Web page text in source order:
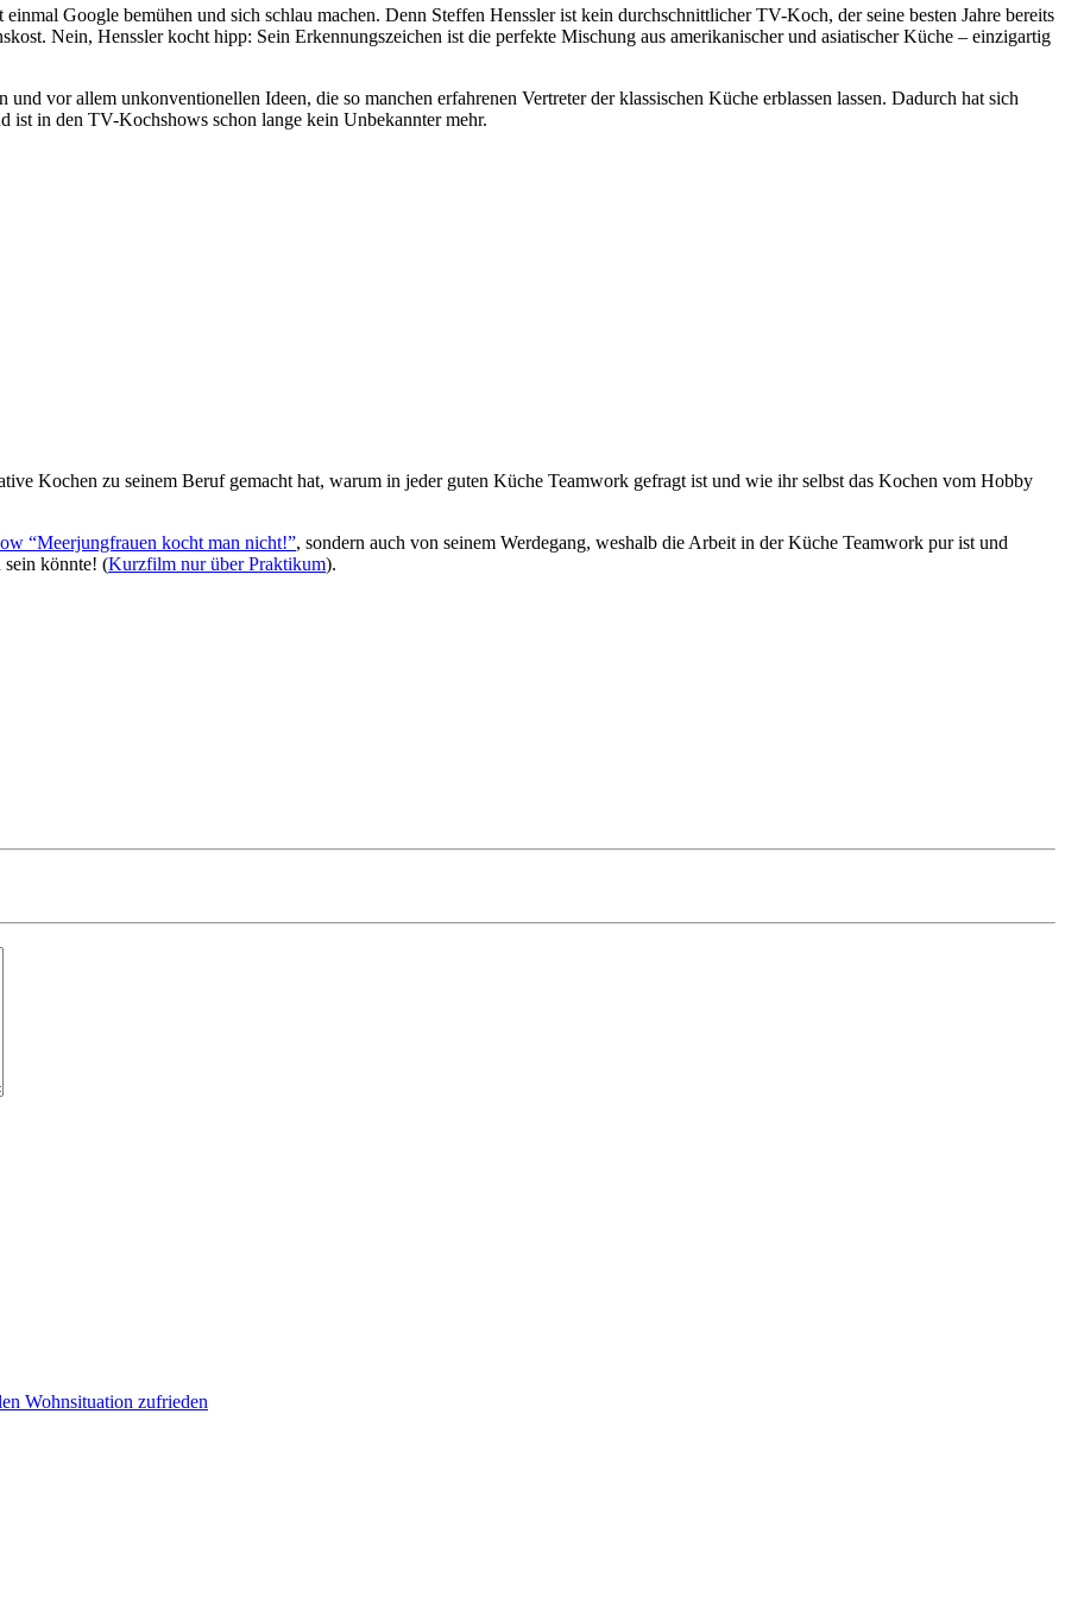
Google bemühen und sich schlau machen. Denn Steffen Henssler ist kein durchschnittlicher TV-Koch, der seine besten Jahre bereits
Nein, Henssler kocht hipp: Sein Erkennungszeichen ist die perfekte Mischung aus amerikanischer und asiatischer Küche – einzigartig
vor allem unkonventionellen Ideen, die so manchen erfahrenen Vertreter der klassischen Küche erblassen lassen. Dadurch hat sich
ist in den TV-Kochshows schon lange kein Unbekannter mehr.
Kochen zu seinem Beruf gemacht hat, warum in jeder guten Küche Teamwork gefragt ist und wie ihr selbst das Kochen vom Hobby
“Meerjungfrauen kocht man nicht!”, sondern auch von seinem Werdegang, weshalb die Arbeit in der Küche Teamwork pur ist und
sein könnte! (Kurzfilm nur über Praktikum).
Wohnsituation zufrieden